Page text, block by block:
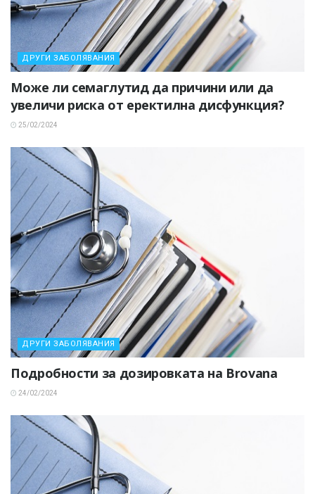
ДРУГИ ЗАБОЛЯВАНИЯ
Може ли семаглутид да причини или да
увеличи риска от еректилна дисфункция?
25/02/2024
ДРУГИ ЗАБОЛЯВАНИЯ
Подробности за дозировката на Brovana
24/02/2024